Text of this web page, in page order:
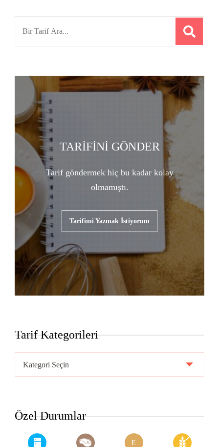
TARİFİNİ GÖNDER
Tarif göndermek hiç bu kadar kolay
olmamıştı.
Tarifimi Yazmak İstiyorum
Tarif Kategorileri
Kategorileri
Özel Durumlar
E